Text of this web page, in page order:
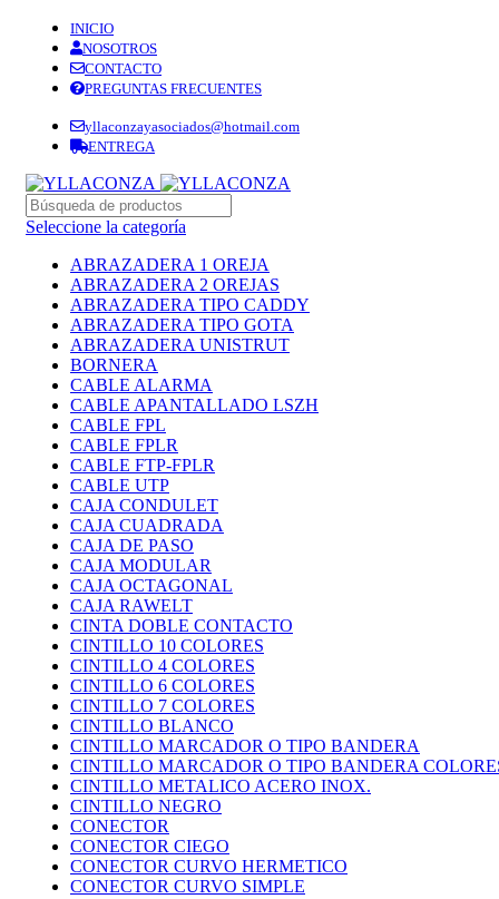
INICIO
NOSOTROS
CONTACTO
PREGUNTAS FRECUENTES
yllaconzayasociados@hotmail.com
ENTREGA
Seleccione la categoría
ABRAZADERA 1 OREJA
ABRAZADERA 2 OREJAS
ABRAZADERA TIPO CADDY
ABRAZADERA TIPO GOTA
ABRAZADERA UNISTRUT
BORNERA
CABLE ALARMA
CABLE APANTALLADO LSZH
CABLE FPL
CABLE FPLR
CABLE FTP-FPLR
CABLE UTP
CAJA CONDULET
CAJA CUADRADA
CAJA DE PASO
CAJA MODULAR
CAJA OCTAGONAL
CAJA RAWELT
CINTA DOBLE CONTACTO
CINTILLO 10 COLORES
CINTILLO 4 COLORES
CINTILLO 6 COLORES
CINTILLO 7 COLORES
CINTILLO BLANCO
CINTILLO MARCADOR O TIPO BANDERA
CINTILLO MARCADOR O TIPO BANDERA
CINTILLO METALICO ACERO INOX.
CINTILLO NEGRO
CONECTOR
CONECTOR CIEGO
CONECTOR CURVO HERMETICO
CONECTOR CURVO SIMPLE